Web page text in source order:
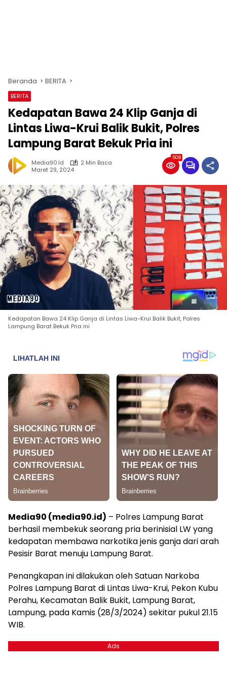
Beranda BERITA
BERITA
Kedapatan Bawa 24 Klip Ganja di
Lintas Liwa-Krui Balik Bukit, Polres
Lampung Barat Bekuk Pria ini
Media90.id
2 Min Baca
Maret 29, 2024
508
Kedapatan Bawa 24 Klip Ganja di Lintas Liwa-Krui Balik Bukit, Polres
Lampung Barat Bekuk Pria ini
Media90 (media90.id) – Polres Lampung Barat
berhasil membekuk seorang pria berinisial LW yang
kedapatan membawa narkotika jenis ganja dari arah
Pesisir Barat menuju Lampung Barat.
Penangkapan ini dilakukan oleh Satuan Narkoba
Polres Lampung Barat di Lintas Liwa-Krui, Pekon Kubu
Perahu, Kecamatan Balik Bukit, Lampung Barat,
Lampung, pada Kamis (28/3/2024) sekitar pukul 21.15
WIB.
Ads